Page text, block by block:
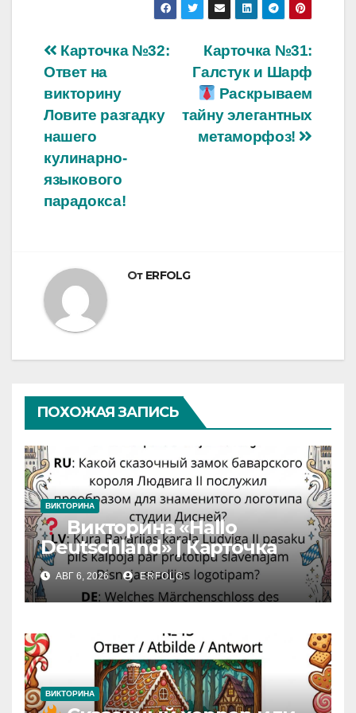
Навигация
по
записям
Карточка №31:
Галстук и Шарф
Раскрываем
тайну элегантных
метаморфоз!
Карточка №32:
Ответ на
викторину
Ловите разгадку
нашего
кулинарно-
языкового
парадокса!
От ERFOLG
ПОХОЖАЯ ЗАПИСЬ
ВИКТОРИНА
Викторина «Hallo
Deutschland» | Карточка
№46
Замок вдохновения
Iedvesmas pils / Schloss der
АВГ 6, 2026 ERFOLG
ВИКТОРИНА